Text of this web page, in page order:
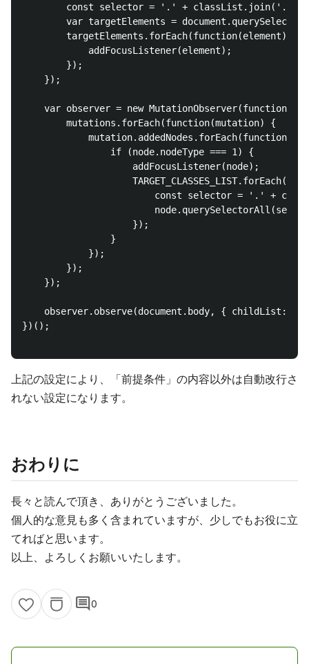
        const selector = '.' + classList.join('.');
var targetElements =
        targetElements.forEach(function(element) {
            addFocusListener(element);
        });
    });
var observer = new
        mutations.forEach(function(mutation) {
                if (node.nodeType === 1) {
                    addFocusListener(node);
const selector = '.' +
                    });
                }
            });
        });
    });
observer.observe(document.body, { childList:
})();
上記の設定により、「前提条件」の内容以外は自動改行さ
れない設定になります。
おわりに
長々と読んで頂き、ありがとうございました。
個人的な意見も多く含まれていますが、少しでもお役に立
てればと思います。
以上、よろしくお願いいたします。
comment0